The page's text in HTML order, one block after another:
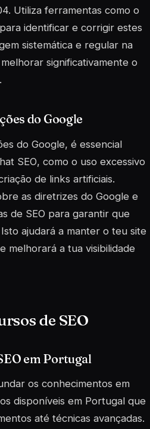
Utiliza ferramentas como o
identificar e corrigir estes
sistemática e regular na
significativamente o
do Google
do Google, é essencial
SEO, como o uso excessivo
de links artificiais.
as diretrizes do Google e
de SEO para garantir que
ajudará a manter o teu site
melhorará a tua visibilidade
de SEO
em Portugal
os conhecimentos em
disponíveis em Portugal que
até técnicas avançadas.